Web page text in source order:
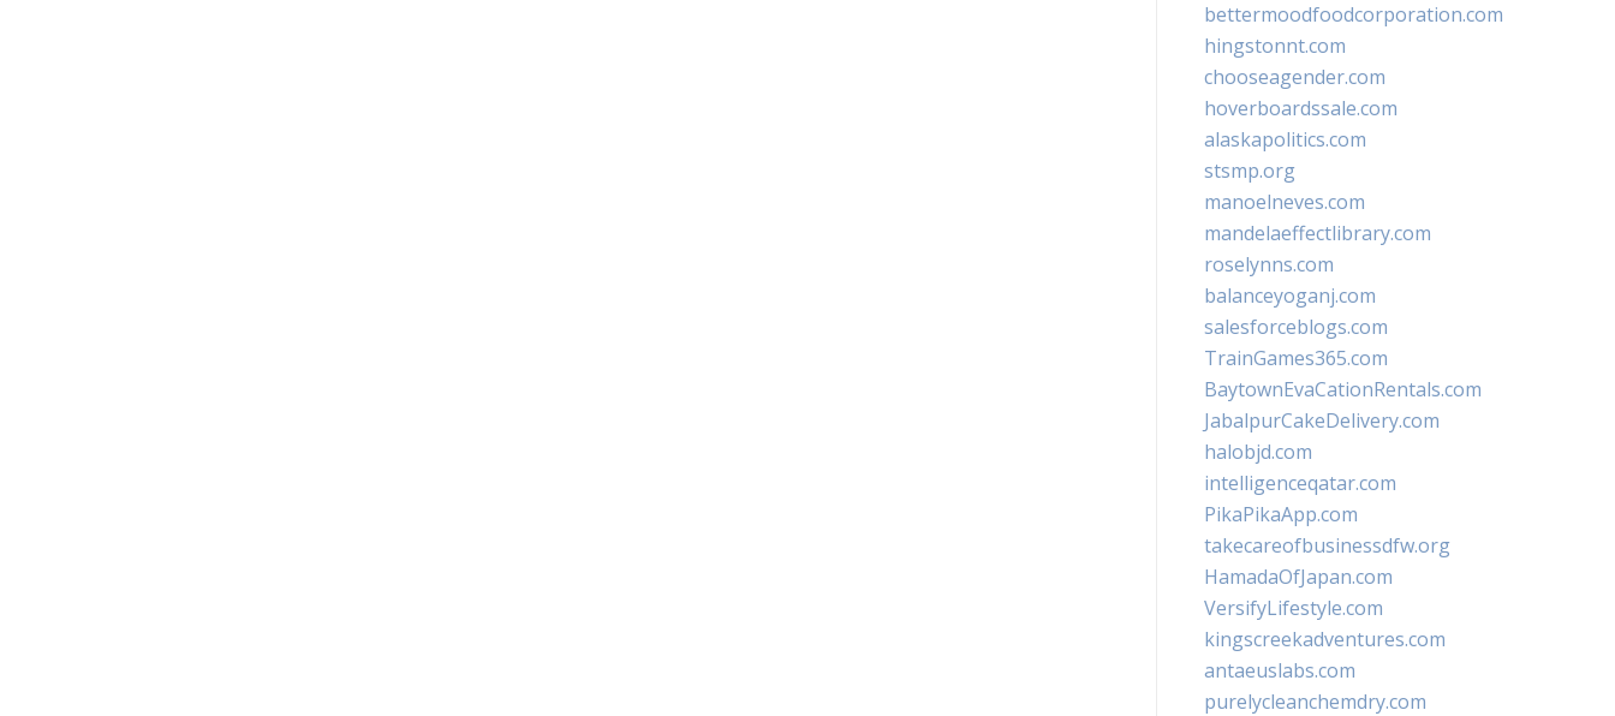
bettermoodfoodcorporation.com
hingstonnt.com
chooseagender.com
hoverboardssale.com
alaskapolitics.com
stsmp.org
manoelneves.com
mandelaeffectlibrary.com
roselynns.com
balanceyoganj.com
salesforceblogs.com
TrainGames365.com
BaytownEvaCationRentals.com
JabalpurCakeDelivery.com
halobjd.com
intelligenceqatar.com
PikaPikaApp.com
takecareofbusinessdfw.org
HamadaOfJapan.com
VersifyLifestyle.com
kingscreekadventures.com
antaeuslabs.com
purelycleanchemdry.com